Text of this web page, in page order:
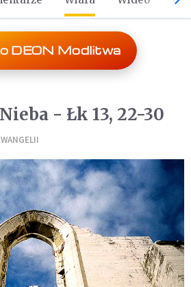
DEON Modlitwa
- Łk 13, 22-30